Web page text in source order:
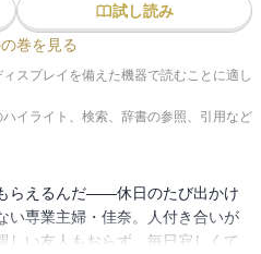
試し読み
巻を見る
スプレイを備えた機器で読むことに適し
イライト、検索、辞書の参照、引用など
らえるんだ――休日のたび出かけ
い専業主婦・佳奈。人付き合いが
しい友人もおらず、毎日寂しくて